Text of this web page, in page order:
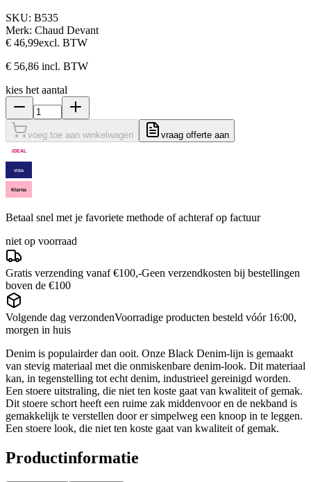
SKU: B535
Merk: Chaud Devant
€ 46,99excl. BTW
€ 56,86 incl. BTW
kies het aantal
voeg toe aan winkelwagen vraag offerte aan
iDEAL
VISA
Klarna
Betaal snel met je favoriete methode of achteraf op factuur
niet op voorraad
Gratis verzending vanaf €100,-Geen verzendkosten bij bestellingen
boven de €100
Volgende dag verzondenVoorradige producten besteld vóór 16:00,
morgen in huis
Denim is populairder dan ooit. Onze Black Denim-lijn is gemaakt
van stevig materiaal met die onmiskenbare denim-look. Dit materiaal
kan, in tegenstelling tot echt denim, industrieel gereinigd worden.
Een stoere uitstraling, die niet ten koste gaat van kwaliteit of gemak.
Dit stoere schort heeft een ruime zak middenvoor en de nekband is
gemakkelijk te verstellen door er simpelweg een knoop in te leggen.
Een stoere look, die niet ten koste gaat van kwaliteit of gemak.
Productinformatie